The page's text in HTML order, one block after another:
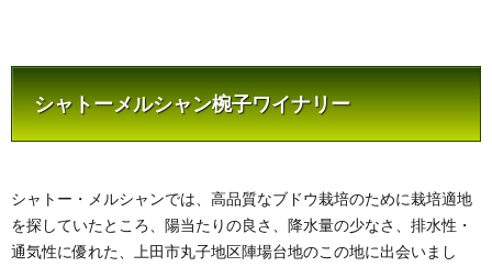
シャトーメルシャン椀子ワイナリー
シャトー・メルシャンでは、高品質なブドウ栽培のために栽培適地
を探していたところ、陽当たりの良さ、降水量の少なさ、排水性・
通気性に優れた、上田市丸子地区陣場台地のこの地に出会いまし